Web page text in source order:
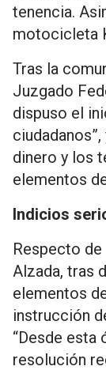
tenencia.
motocicleta
Tras la
Juzgado
dispuso el
dinero y los
elementos
Indicios
Respecto
Alzada, tras
elementos
instrucción
“Desde esta
resolución